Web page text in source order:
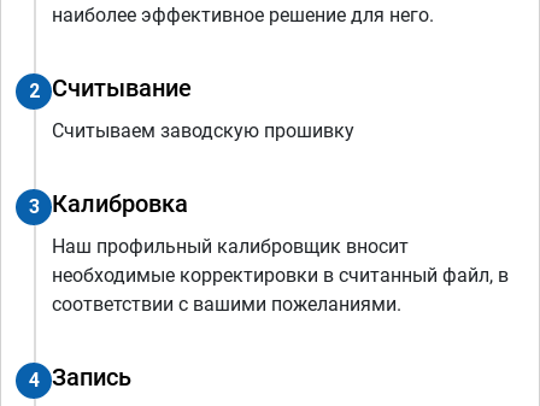
наиболее эффективное решение для него.
2 Считывание
Считываем заводскую прошивку
3 Калибровка
Наш профильный калибровщик вносит
необходимые корректировки в считанный файл, в
соответствии с вашими пожеланиями.
4 Запись